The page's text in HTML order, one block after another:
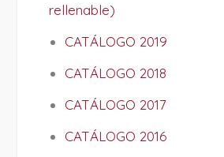
rellenable)
CATÁLOGO 2019
CATÁLOGO 2018
CATÁLOGO 2017
CATÁLOGO 2016